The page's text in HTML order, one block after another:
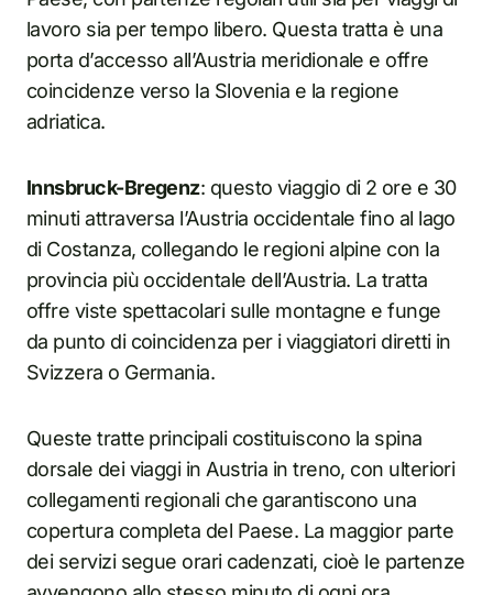
lavoro sia per tempo libero. Questa tratta è una
porta d’accesso all’Austria meridionale e offre
coincidenze verso la Slovenia e la regione
adriatica.
Innsbruck-Bregenz: questo viaggio di 2 ore e 30
minuti attraversa l’Austria occidentale fino al lago
di Costanza, collegando le regioni alpine con la
provincia più occidentale dell’Austria. La tratta
offre viste spettacolari sulle montagne e funge
da punto di coincidenza per i viaggiatori diretti in
Svizzera o Germania.
Queste tratte principali costituiscono la spina
dorsale dei viaggi in Austria in treno, con ulteriori
collegamenti regionali che garantiscono una
copertura completa del Paese. La maggior parte
dei servizi segue orari cadenzati, cioè le partenze